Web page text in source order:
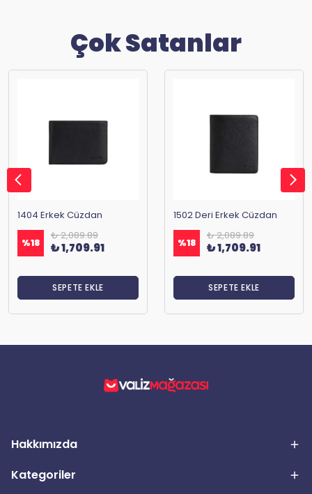
Çok Satanlar
1404 Erkek Cüzdan
%18
₺ 2,089.89
₺ 1,709.91
SEPETE EKLE
1502 Deri Erkek Cüzdan
%18
₺ 2,089.89
₺ 1,709.91
SEPETE EKLE
Hakkımızda
Kategoriler